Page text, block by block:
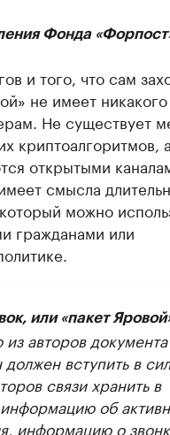
Фонда
и того, что сам
не имеет никакого
Не существует
криптоалгоритмов, а
открытыми
смысла
можно
гражданами или
или «пакет
авторов документа
вступить в
связи хранить в
об
информацию о